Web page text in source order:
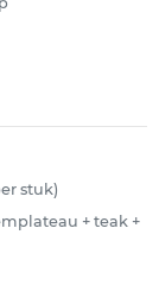
stuk)
+ teak +